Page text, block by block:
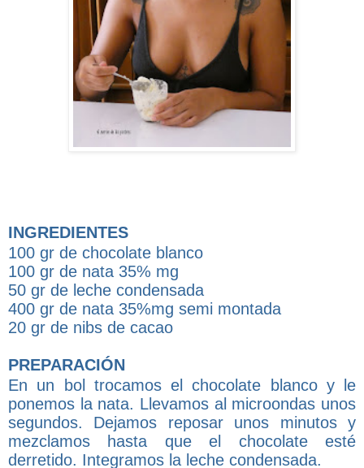
INGREDIENTES
100 gr de chocolate blanco
100 gr de nata 35% mg
50 gr de leche condensada
400 gr de nata 35%mg semi montada
20 gr de nibs de cacao
PREPARACIÓN
En un bol trocamos el chocolate blanco y le
ponemos la nata. Llevamos al microondas unos
segundos. Dejamos reposar unos minutos y
mezclamos hasta que el chocolate esté
derretido. Integramos la leche condensada.